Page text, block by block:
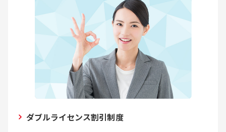
ダブルライセンス割引制度